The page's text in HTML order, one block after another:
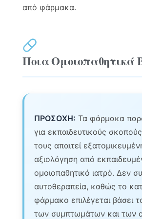
από φάρμακα.
Ποια Ομοιοπαθητικά
ΠΡΟΣΟΧΗ: Τα φάρμακα
για εκπαιδευτικούς
τους απαιτεί
αξιολόγηση από
ομοιοπαθητικό ιατρό. Δεν
αυτοθεραπεία, καθώς το
φάρμακο επιλέγεται βάσει
των συμπτωμάτων και των